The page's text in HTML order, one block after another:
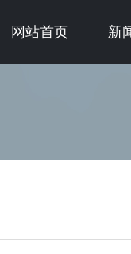
网站首页 新